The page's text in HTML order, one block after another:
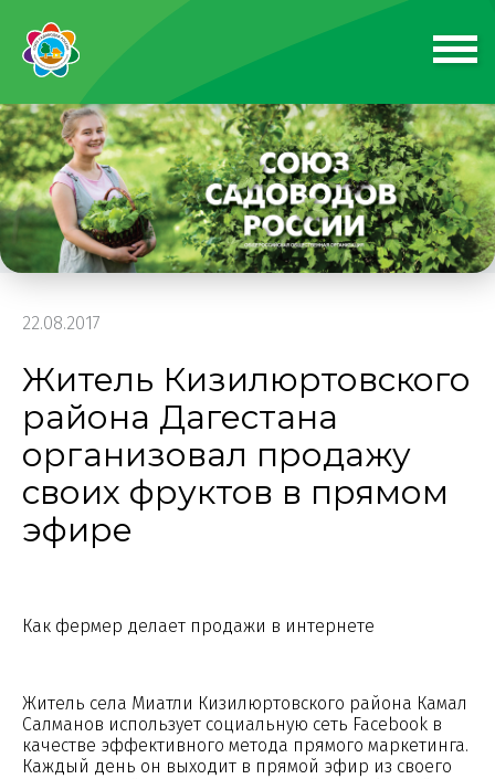
22.08.2017
Житель Кизилюртовского
района Дагестана
организовал продажу
своих фруктов в прямом
эфире
Как фермер делает продажи в интернете
Житель села Миатли Кизилюртовского района Камал
Салманов использует социальную сеть Facebook в
качестве эффективного метода прямого маркетинга.
Каждый день он выходит в прямой эфир из своего